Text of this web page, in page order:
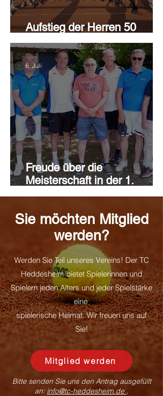
Aufstieg der Herren 50
perfekt
Freude über die
Meisterschaft in der 1.
Bezirksklasse Baden
6. Juli
Sie möchten Mitglied
werden?
Werden Sie Teil unseres Vereins! Der TC
Heddesheim bietet Spielerinnen und
Spielern jeden Alters und jeder Spielstärke
eine
spielerische Heimat. Wir freuen uns auf
Sie!
Mitglied werden
Bitte senden Sie uns den Antrag ausgefüllt
an: info@tc-heddesheim.de ,